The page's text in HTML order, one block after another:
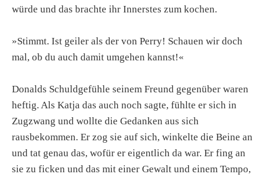
würde und das brachte ihr Innerstes zum kochen.
»Stimmt. Ist geiler als der von Perry! Schauen wir doch
mal, ob du auch damit umgehen kannst!«
Donalds Schuldgefühle seinem Freund gegenüber waren
heftig. Als Katja das auch noch sagte, fühlte er sich in
Zugzwang und wollte die Gedanken aus sich
rausbekommen. Er zog sie auf sich, winkelte die Beine an
und tat genau das, wofür er eigentlich da war. Er fing an
sie zu ficken und das mit einer Gewalt und einem Tempo,